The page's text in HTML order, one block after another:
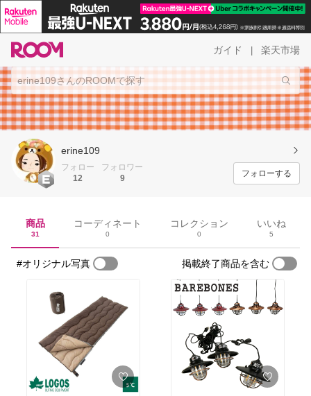
ガイド 楽天市場
erine109
フォロー
12
フォロワー
9
フォローする
商品
31
コーディネート
0
コレクション
0
いいね
5
#オリジナル写真 掲載終了商品を含む